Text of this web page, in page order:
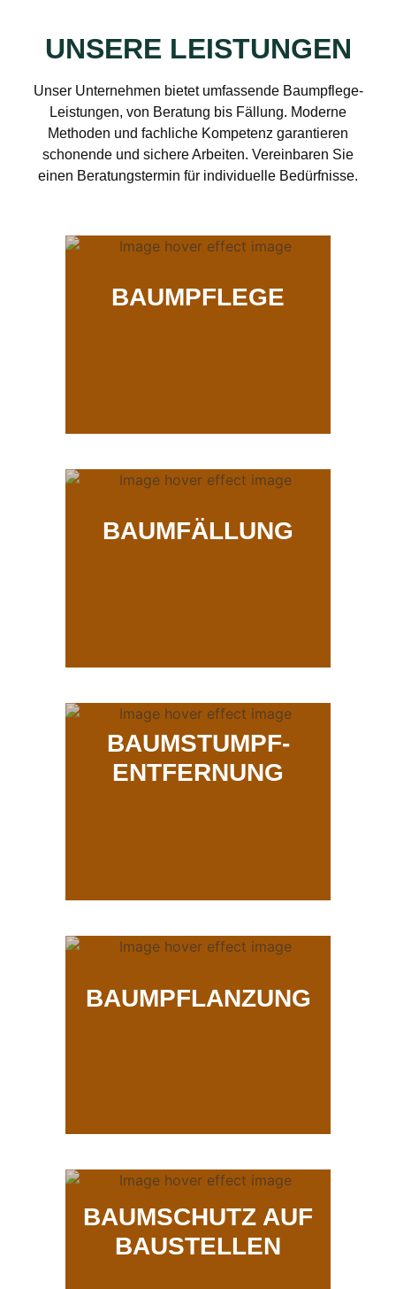
UNSERE LEISTUNGEN
Unser Unternehmen bietet umfassende Baumpflege-
Leistungen, von Beratung bis Fällung. Moderne
Methoden und fachliche Kompetenz garantieren
schonende und sichere Arbeiten. Vereinbaren Sie
einen Beratungstermin für individuelle Bedürfnisse.
BAUMPFLEGE
BAUMFÄLLUNG
BAUMSTUMPF-
ENTFERNUNG
BAUMPFLANZUNG
BAUMSCHUTZ AUF
BAUSTELLEN